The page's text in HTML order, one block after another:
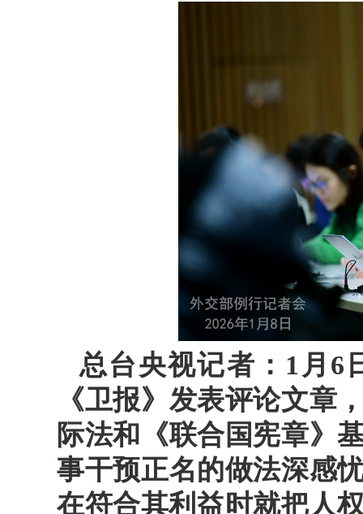
总台央视记者：1月6
《卫报》发表评论文章
际法和《联合国宪章》
事干预正名的做法深感
在符合其利益时就把人